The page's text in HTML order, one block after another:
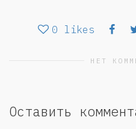
0 likes
НЕТ
Оставить